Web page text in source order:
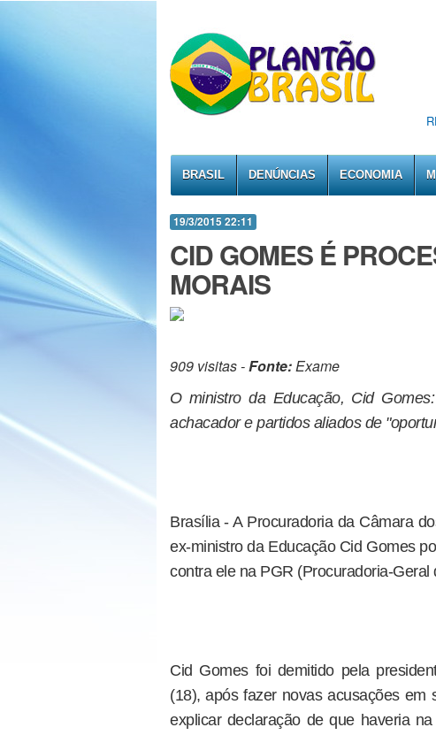
BRASIL DENÚNCIAS ECONOMIA
19/3/2015 22:11
CID GOMES É
MORAIS
909 visitas -Fonte:Exame
O ministro da Educação, Cid
achacador e partidos aliados de
Brasília - A Procuradoria da Câmara
ex-ministro da Educação Cid Gomes
contra ele na PGR (Procuradoria-Geral
Cid Gomes foi demitido pela
(18), após fazer novas acusações
explicar declaração de que haveria